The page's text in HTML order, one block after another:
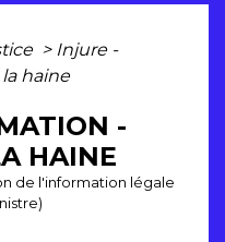
> Injure -
haine
-
HAINE
de l'information légale